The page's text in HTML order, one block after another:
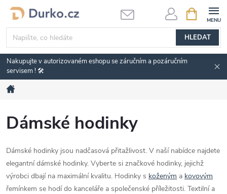
Přejít
obsah
HLEDAT
NÁKUPNÍ
KOŠÍK
Nakupujte v autorizovaném eshopu se záručním a pozáručním
servisem ! 🛠️
Dámské hodinky
Dámské hodinky jsou nadčasová přitažlivost. V naší nabídce najdete
elegantní dámské hodinky. Vyberte si značkové hodinky, jejichž
výrobci dbají na maximální kvalitu. Hodinky s koženým a kovovým
řemínkem se hodí do kanceláře a společenské příležitosti. Textilní a